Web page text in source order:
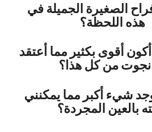
الصغيرة الجميلة في
هذه اللحظة؟
أقوى بكثير مما أعتقد
نجوت من كل هذا؟
شيء أكبر مما يمكنني
بالعين المجردة؟